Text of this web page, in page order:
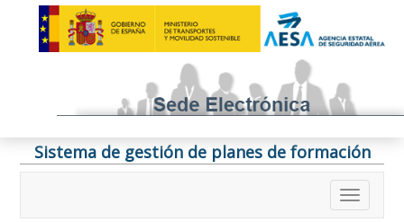
Sistema de gestión de planes de formación